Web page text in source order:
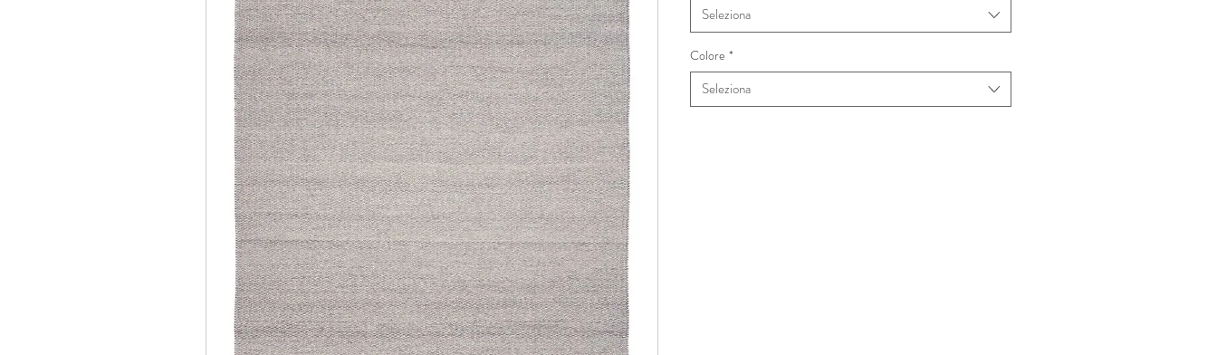
Seleziona
Colore *
Seleziona